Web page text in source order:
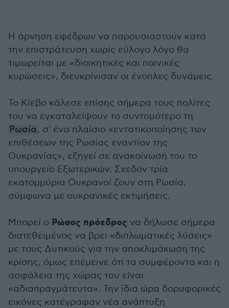
Η άρνηση εφέδρων να παρουσιαστούν κατά
την επιστράτευση χωρίς εύλογο λόγο θα
τιμωρείται με «διοικητικές και ποινικές
κυρώσεις», διευκρίνισαν οι ένοπλες δυνάμεις.
Το Κίεβο κάλεσε επίσης σήμερα τους πολίτες
του να εγκαταλείψουν το συντομότερο τη
Ρωσία, σ' ένα πλαίσιο «εντατικοποίησης των
επιθέσεων της Ρωσίας εναντίον της
Ουκρανίας», εξηγεί σε ανακοίνωσή του το
υπουργείο Εξωτερικών. Σχεδόν τρία
εκατομμύρια Ουκρανοί ζουν στη Ρωσία,
σύμφωνα με ουκρανικές εκτιμήσεις.
Μπορεί ο Ρώσος πρόεδρος να δήλωσε σήμερα
διατεθειμένος να βρει «διπλωματικές λύσεις»
με τους Δυτικούς για την αποκλιμάκωση της
κρίσης, όμως επέμεινε ότι τα συμφέροντα και η
ασφάλεια της χώρας του είναι
«αδιαπραγμάτευτα». Την ίδια ώρα δορυφορικές
εικόνες κατέγραφαν νέα ανάπτυξη